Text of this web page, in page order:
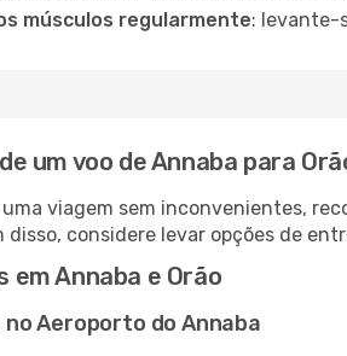
músculos regularmente: levante-
um voo de Annaba para
viagem sem inconvenientes,
disso, considere levar opções de
em Annaba e Orão
Aeroporto do Annaba